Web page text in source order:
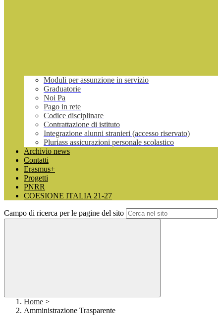
Moduli per assunzione in servizio
Graduatorie
Noi Pa
Pago in rete
Codice disciplinare
Contrattazione di istituto
Integrazione alunni stranieri (accesso riservato)
Pluriass assicurazioni personale scolastico
Archivio news
Contatti
Erasmus+
Progetti
PNRR
COESIONE ITALIA 21-27
Campo di ricerca per le pagine del sito
Home >
Amministrazione Trasparente